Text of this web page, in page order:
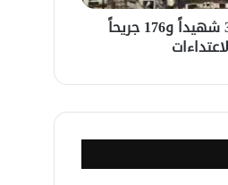
مرصد التعاون الإسلامي: 35 شهيداً و176 جريحاً